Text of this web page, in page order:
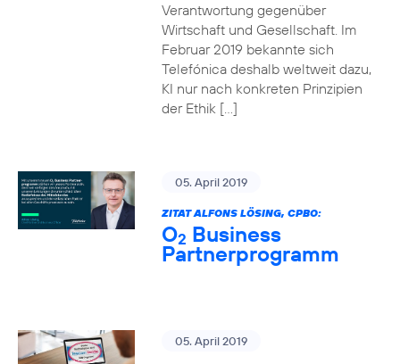
Verantwortung gegenüber
Wirtschaft und Gesellschaft. Im
Februar 2019 bekannte sich
Telefónica deshalb weltweit dazu,
KI nur nach konkreten Prinzipien
der Ethik […]
05. April 2019
ZITAT ALFONS LÖSING, CPBO:
O2 Business
Partnerprogramm
05. April 2019